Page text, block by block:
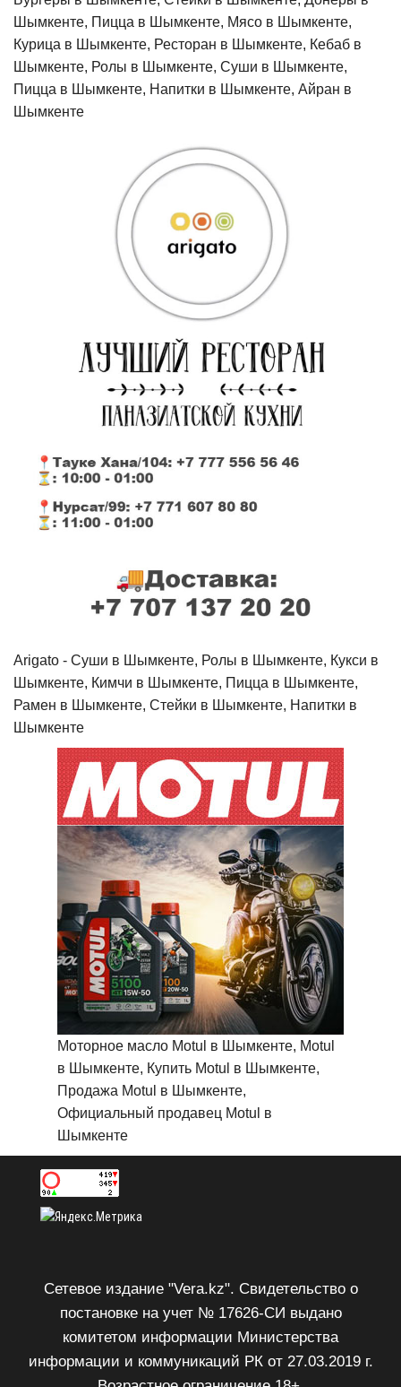
Шымкенте, Пицца в Шымкенте, Мясо в Шымкенте,
Курица в Шымкенте, Ресторан в Шымкенте, Кебаб в
Шымкенте, Ролы в Шымкенте, Суши в Шымкенте,
Пицца в Шымкенте, Напитки в Шымкенте, Айран в
Шымкенте
Arigato - Cуши в Шымкенте, Ролы в Шымкенте, Кукси в
Шымкенте, Кимчи в Шымкенте, Пицца в Шымкенте,
Рамен в Шымкенте, Стейки в Шымкенте, Напитки в
Шымкенте
Моторное масло Motul в Шымкенте, Motul
в Шымкенте, Купить Motul в Шымкенте,
Продажа Motul в Шымкенте,
Официальный продавец Motul в
Шымкенте
Сетевое издание "Vera.kz". Свидетельство о
постановке на учет № 17626-СИ выдано
комитетом информации Министерства
информации и коммуникаций РК от 27.03.2019 г.